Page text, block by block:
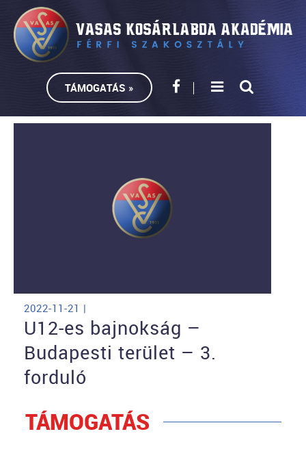
TÁMOGATÁS »
2022-11-21 |
U12-es bajnokság –
Budapesti terület – 3.
forduló
TÁMOGATÁS